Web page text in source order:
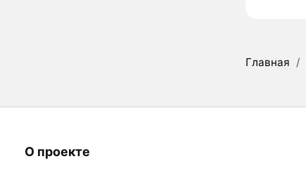
Главная /
О проекте